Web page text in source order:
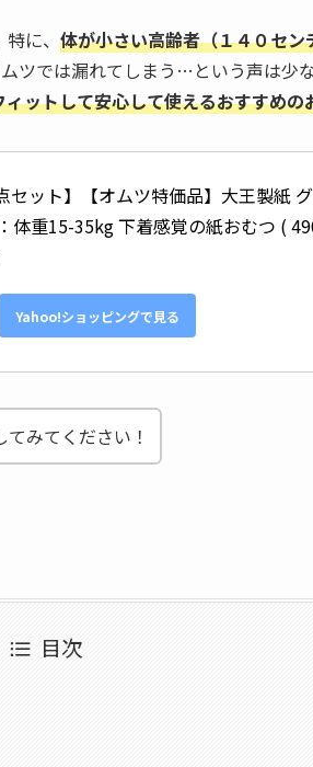
に、 体が小さい高齢者（１４０セ
ツでは漏れてしまう…という声は少
ットして安心して使えるおすすめの
セット】【オムツ特価品】大王製紙
体重15-35kg 下着感覚の紙おむつ (
Yahoo!ショッピングで見る
みてください！
目次